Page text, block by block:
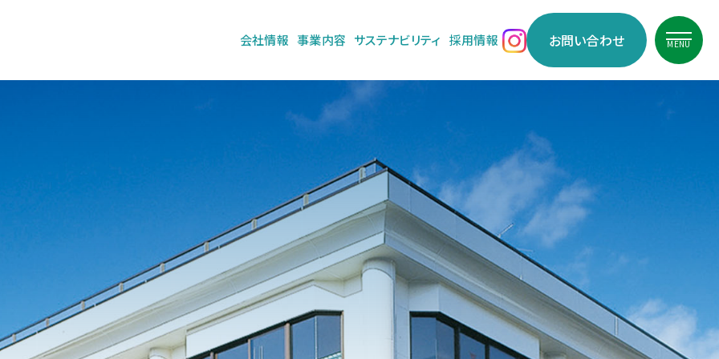
会社情報 事業内容 サステナビリティ 採用情報 お問い合わせ MENU